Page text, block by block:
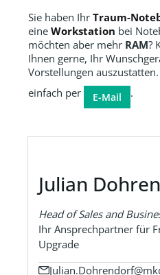
Sie haben Ihr Traum-
eine Workstation bei
möchten aber mehr RAM?
Ihnen gerne, Ihr
Vorstellungen
einfach per
E-Mail .
Julian
Head of Sales and
Ihr Ansprechpartner für
Upgrade